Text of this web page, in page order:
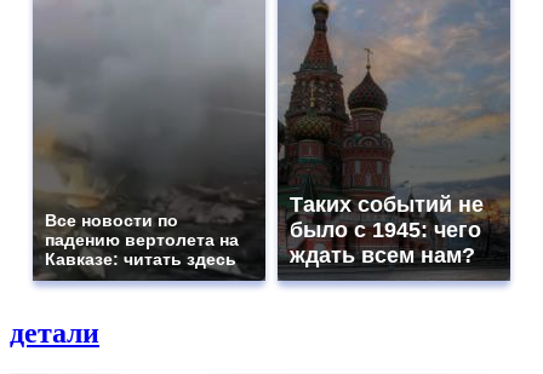
Все новости по
падению вертолета на
Кавказе: читать здесь
Таких событий не
было с 1945: чего
ждать всем нам?
детали